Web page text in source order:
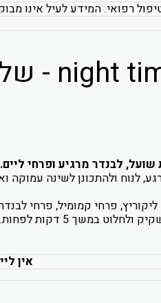
רפואי. המידע לעיל אינו
לבנדר מרגיע ופרחי ליים.
לנוח ולהתכונן לשינה
פרחי קמומיל, פרחי
במשך 5 דקות לפחות.
אין